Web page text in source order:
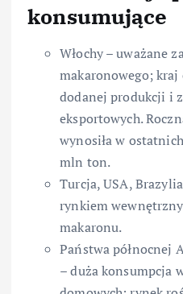
konsumujące
Włochy – uważane
makaronowego;
dodanej produkcji i
eksportowych.
wynosiła w
mln ton.
Turcja, USA,
rynkiem
makaronu.
Państwa północnej
– duża konsumpcja